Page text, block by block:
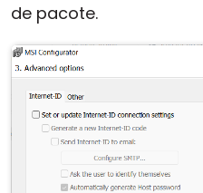
de pacote.